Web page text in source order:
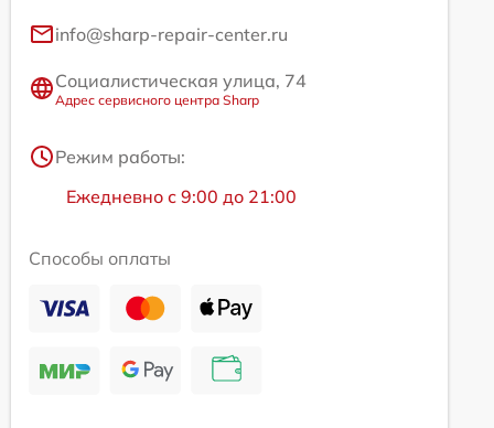
info@sharp-repair-center.ru
Социалистическая улица, 74
Адрес сервисного центра Sharp
Режим работы:
Ежедневно с 9:00 до 21:00
Способы оплаты